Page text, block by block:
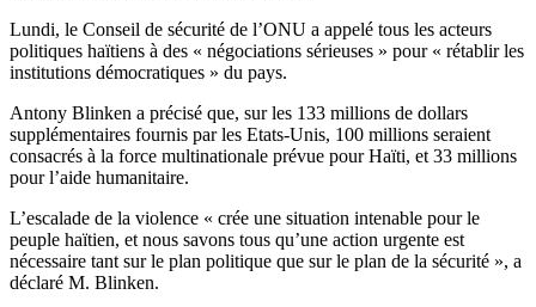
Lundi, le Conseil de sécurité de l’ONU a appelé tous les acteurs
politiques haïtiens à des « négociations sérieuses » pour « rétablir les
institutions démocratiques » du pays.
Antony Blinken a précisé que, sur les 133 millions de dollars
supplémentaires fournis par les Etats-Unis, 100 millions seraient
consacrés à la force multinationale prévue pour Haïti, et 33 millions
pour l’aide humanitaire.
L’escalade de la violence « crée une situation intenable pour le
peuple haïtien, et nous savons tous qu’une action urgente est
nécessaire tant sur le plan politique que sur le plan de la sécurité », a
déclaré M. Blinken.